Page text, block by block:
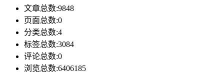
文章总数:9848
页面总数:0
分类总数:4
标签总数:3084
评论总数:0
浏览总数:6406185